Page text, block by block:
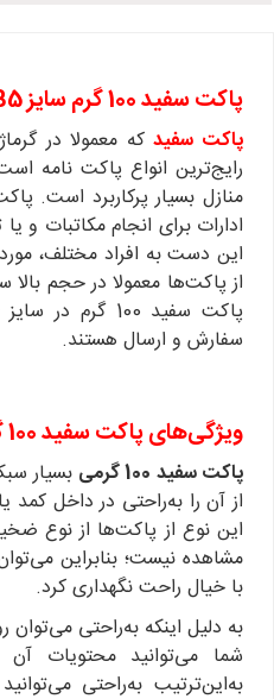
پاکت سفید 100 گرم سایز A4 A5 A3 B5
پاکت سفیدکه معمولا در
رایج‌ترین انواع پاکت نامه
ادارات برای انجام مکاتبات و
این دست به افراد مختلف،
از پاکت‌ها معمولا در حجم
سفارش و ارسال هستند.
ویژگی‌های پاکت سفید 100 گرم
پاکت سفید 100 گرمی
بسیار
از آن را به‌راحتی در داخل
این نوع از پاکت‌ها از نوع
مشاهده نیست؛ بنابراین
با خیال راحت نگهداری کرد.
به دلیل اینکه به‌راحتی
شما می‌توانید محتویات
به‌این‌ترتیب به‌راحتی